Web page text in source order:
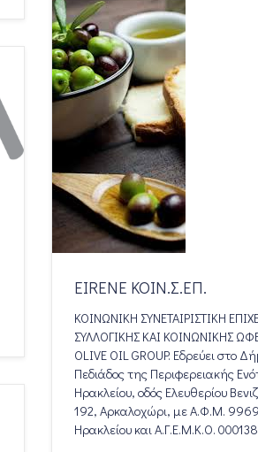
EIRENE ΚΟΙΝ.Σ.ΕΠ.
ΚΟΙΝΩΝΙΚΗ ΣΥΝΕΤΑΙΡΙΣΤΙΚΗ
ΣΥΛΛΟΓΙΚΗΣ ΚΑΙ ΚΟΙΝΩΝΙΚΗΣ
OLIVE OIL GROUP. Εδρεύει στο
Πεδιάδος της Περιφερειακής
Ηρακλείου, οδός Ελευθερίου
192, Αρκαλοχώρι, με Α.Φ.Μ.
Ηρακλείου και Α.Γ.Ε.Μ.Κ.Ο.